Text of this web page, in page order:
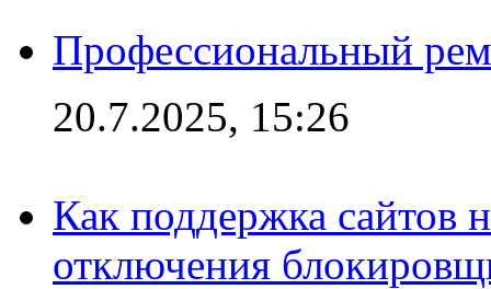
Профессиональный
20.7.2025, 15:26
Как поддержка сайтов
отключения